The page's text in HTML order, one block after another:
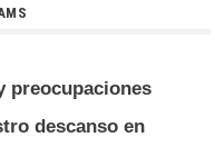
preocupaciones
descanso en